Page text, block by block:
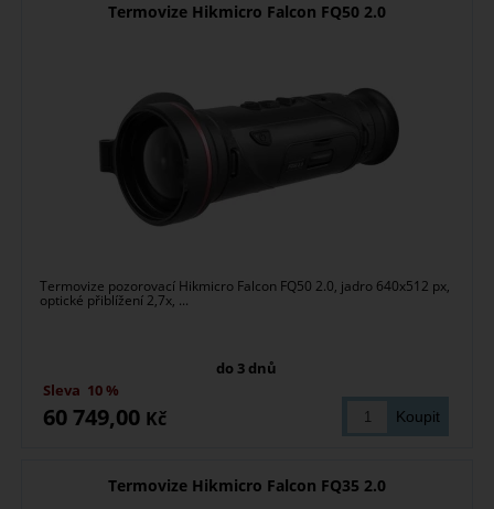
Termovize Hikmicro Falcon FQ50 2.0
Termovize pozorovací Hikmicro Falcon FQ50 2.0, jadro 640x512 px,
optické přiblížení 2,7x, ...
do 3 dnů
60 749,00 Kč
Sleva 10 %
Termovize Hikmicro Falcon FQ35 2.0